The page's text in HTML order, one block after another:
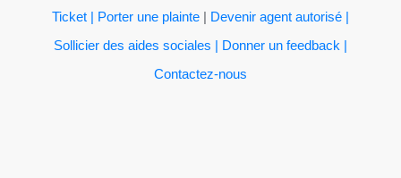
Ticket | Porter une plainte | Devenir agent autorisé |
Sollicier des aides sociales | Donner un feedback |
Contactez-nous